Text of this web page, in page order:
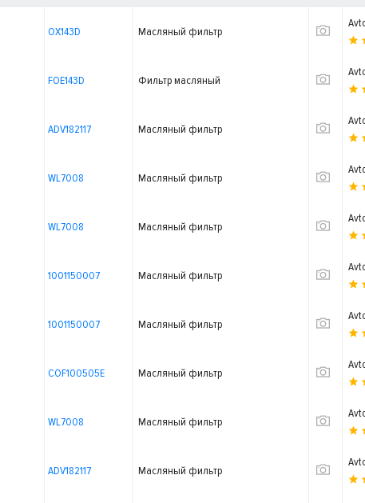
OX143D Масляный фильтр
FOE143D Фильтр масляный
ADV182117 Масляный фильтр
WL7008 Масляный фильтр
WL7008 Масляный фильтр
1001150007 Масляный фильтр
1001150007 Масляный фильтр
COF100505E Масляный фильтр
WL7008 Масляный фильтр
ADV182117 Масляный фильтр